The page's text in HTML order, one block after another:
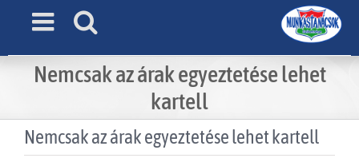
Nemcsak az árak egyeztetése lehet
kartell
Nemcsak az árak egyeztetése lehet kartell